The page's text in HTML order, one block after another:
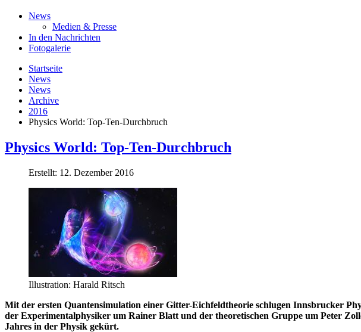
News
Medien & Presse
In den Nachrichten
Fotogalerie
Startseite
News
News
Archive
2016
Physics World: Top-Ten-Durchbruch
Physics World: Top-Ten-Durchbruch
Erstellt: 12. Dezember 2016
Illustration: Harald Ritsch
Mit der ersten Quantensimulation einer Gitter-Eichfeldtheorie schlugen Innsbrucker
der Experimentalphysiker um Rainer Blatt und der theoretischen Gruppe um Peter
Jahres in der Physik gekürt.